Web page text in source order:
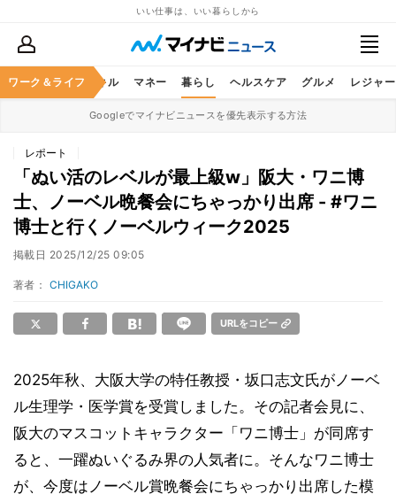
いい仕事は、いい暮らしから
ワーク＆ライフ
ア ビジネススキル マネー 暮らし ヘルスケア グルメ レジャー
Googleでマイナビニュースを優先表示する方法
レポート
「ぬい活のレベルが最上級w」阪大・ワニ博
士、ノーベル晩餐会にちゃっかり出席 - #ワニ
博士と行くノーベルウィーク2025
掲載日 2025/12/25 09:05
著者： CHIGAKO
URLをコピー
2025年秋、大阪大学の特任教授・坂口志文氏がノーベ
ル生理学・医学賞を受賞しました。その記者会見に、
阪大のマスコットキャラクター「ワニ博士」が同席す
ると、一躍ぬいぐるみ界の人気者に。そんなワニ博士
が、今度はノーベル賞晩餐会にちゃっかり出席した模